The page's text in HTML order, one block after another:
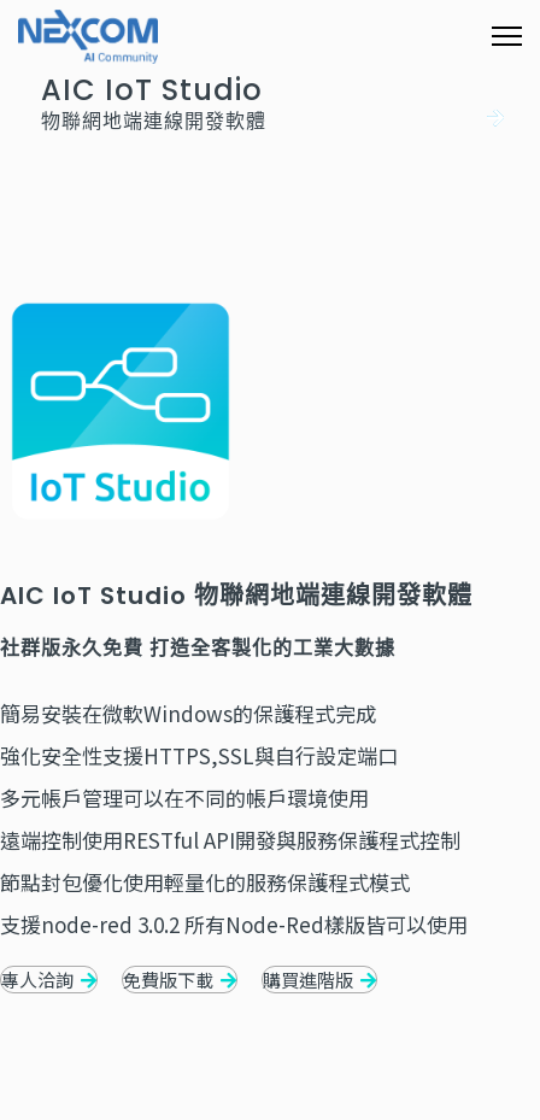
AIC IoT Studio
物聯網地端連線開發軟體
AIC IoT Studio 物聯網地端連線開發軟體
社群版永久免費 打造全客製化的工業大數據
簡易安裝在微軟Windows的保護程式完成
強化安全性支援HTTPS,SSL與自行設定端口
多元帳戶管理可以在不同的帳戶環境使用
遠端控制使用RESTful API開發與服務保護程式控制
節點封包優化使用輕量化的服務保護程式模式
支援node-red 3.0.2 所有Node-Red樣版皆可以使用
專人洽詢 免費版下載 購買進階版